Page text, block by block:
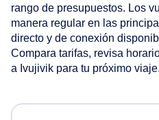
rango de presupuestos. Los
manera regular en las
directo y de conexión
Compara tarifas, revisa
a Ivujivik para tu próximo viaje.